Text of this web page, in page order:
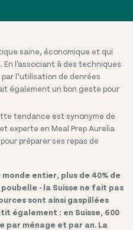
saine, économique et qui
l'associant à des techniques
l’utilisation de denrées
également un bon geste pour
tendance est synonyme de
experte en Meal Prep Aurelia
préparer ses repas de
monde entier, plus de 40% de
- la Suisse ne fait pas
sont ainsi gaspillées
également : en Suisse, 600
par ménage et par an. La